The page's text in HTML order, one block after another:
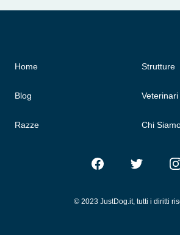
Home
Blog
Razze
Strutture
Veterinari
Chi
FacebookTwitter
© 2023 JustDog.it, tutti i diritti